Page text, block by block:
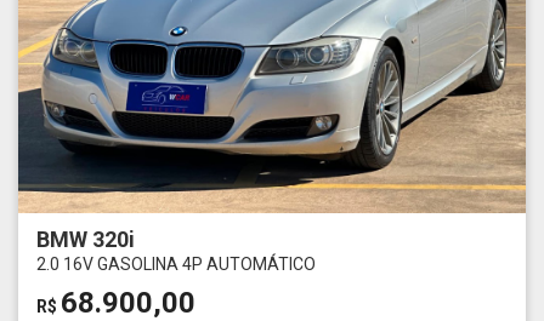
BMW 320i
2.0 16V GASOLINA 4P AUTOMÁTICO
R$ 68.900,00